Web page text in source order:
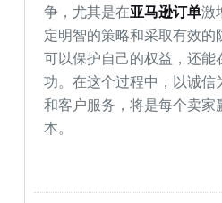
争，尤其是在亚马逊订单激
定明智的策略和采取有效的
可以保护自己的权益，还能
功。在这个过程中，以诚信
和客户服务，将是每个卖家
本。